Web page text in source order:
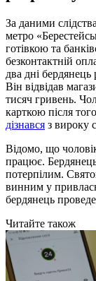
За даними
метро
готівкою та
безконтактній
два дні
Він відвідав
тисяч гривень.
карткою після
дізнався з вироку
Відомо, що
працює.
потерпілим.
винним у
бердянець
Читайте також